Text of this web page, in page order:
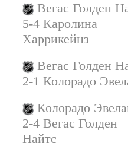
Вегас Голден
5-4 Каролина
Харрикейнз
Вегас Голден
2-1 Колорадо
Колорадо
2-4 Вегас Голден
Найтс